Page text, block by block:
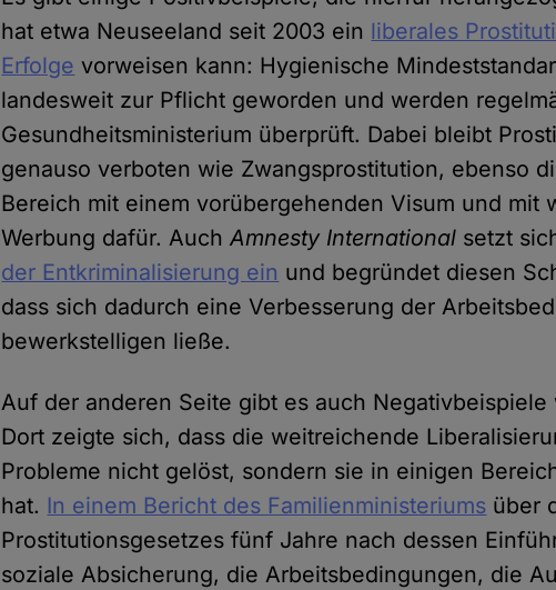
hat etwa Neuseeland seit 2003 ein liberales
Erfolge vorweisen kann: Hygienische
landesweit zur Pflicht geworden und werden
Gesundheitsministerium überprüft. Dabei bleibt
genauso verboten wie Zwangsprostitution, ebenso
Bereich mit einem vorübergehenden Visum und mit
Werbung dafür. Auch Amnesty International setzt
der Entkriminalisierung ein und begründet diesen
dass sich dadurch eine Verbesserung der
bewerkstelligen ließe.
Auf der anderen Seite gibt es auch Negativbeispiele
Dort zeigte sich, dass die weitreichende
Probleme nicht gelöst, sondern sie in einigen
hat. In einem Bericht des Familienministeriums über
Prostitutionsgesetzes fünf Jahre nach dessen
soziale Absicherung, die Arbeitsbedingungen, die